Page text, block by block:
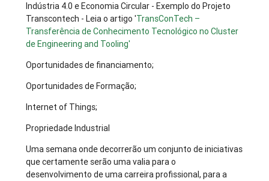
Indústria 4.0 e Economia Circular - Exemplo do Projeto
Transcontech - Leia o artigo 'TransConTech –
Transferência de Conhecimento Tecnológico no Cluster
de Engineering and Tooling'
Oportunidades de financiamento;
Oportunidades de Formação;
Internet of Things;
Propriedade Industrial
Uma semana onde decorrerão um conjunto de iniciativas
que certamente serão uma valia para o
desenvolvimento de uma carreira profissional, para a